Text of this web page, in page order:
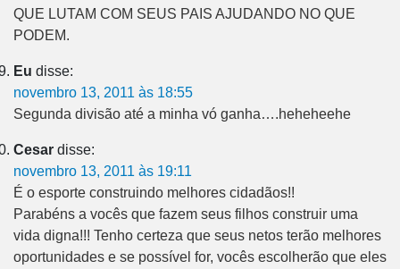
QUE LUTAM COM SEUS PAIS AJUDANDO NO QUE
PODEM.
Eu disse:
novembro 13, 2011 às 18:55
Segunda divisão até a minha vó ganha….heheheehe
Cesar disse:
novembro 13, 2011 às 19:11
É o esporte construindo melhores cidadãos!!
Parabéns a vocês que fazem seus filhos construir uma
vida digna!!! Tenho certeza que seus netos terão melhores
oportunidades e se possível for, vocês escolherão que eles